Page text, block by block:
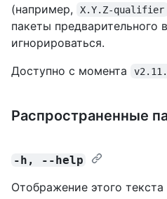
(например,
X.Y.Z-qualifier
пакеты предварительного
игнорироваться.
Доступно с момента
Распространенные
-h, --help
Отображение этого текста